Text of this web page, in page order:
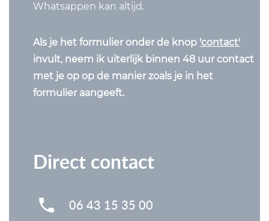
Whatsappen kan altijd.
Als je het formulier onder de knop 'contact'
invult, neem ik uiterlijk binnen 48 uur contact
met je op op de manier zoals je in het
formulier aangeeft.
Direct contact
06 43 15 35 00